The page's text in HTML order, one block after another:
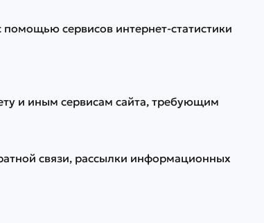
сервисов интернет-статистики
и иным сервисам сайта, требующим
связи, рассылки информационных